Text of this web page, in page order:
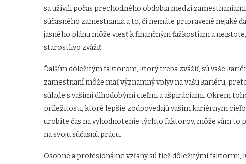
sa uživili počas prechodného obdobia medzi
súčasného zamestnania a to, či nemáte pripravené nejaké
jasného plánu môže viesť k finančným ťažkostiam a
starostlivo zvážiť.
Ďalším dôležitým faktorom, ktorý treba zvážiť, sú vaše
zamestnaní môže mať významný vplyv na vašu kariéru,
súlade s vašimi dlhodobými cieľmi a ašpiráciami. Okrem
príležitosti, ktoré lepšie zodpovedajú vašim kariérnym
urobíte čas na vyhodnotenie týchto faktorov, môže vám
na svoju súčasnú prácu.
Osobné a profesionálne vzťahy sú tiež dôležitými faktormi,